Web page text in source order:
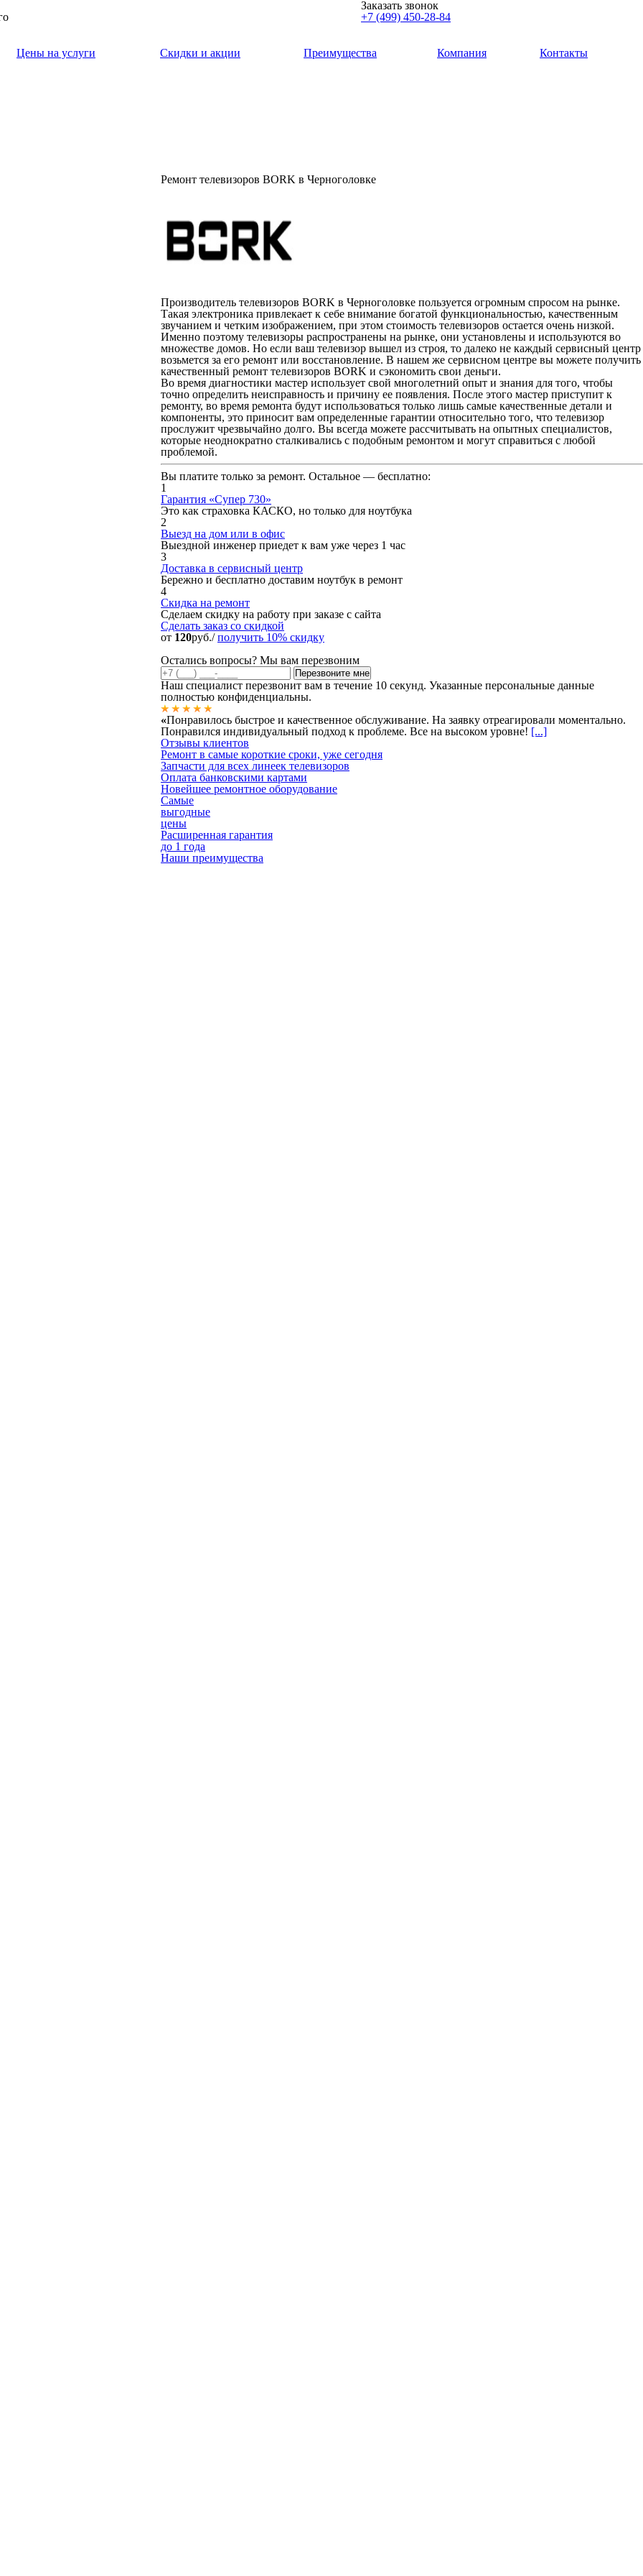
Заказать звонок
+7 (499) 450-28-84
Цены на услуги Скидки и акции Преимущества Компания Контакты
Ремонт телевизоров BORK в Черноголовке
Производитель телевизоров BORK в Черноголовке пользуется огромным спросом на рынке.
Такая электроника привлекает к себе внимание богатой функциональностью, качественным
звучанием и четким изображением, при этом стоимость телевизоров остается очень низкой.
Именно поэтому телевизоры распространены на рынке, они установлены и используются во
множестве домов. Но если ваш телевизор вышел из строя, то далеко не каждый сервисный центр
возьмется за его ремонт или восстановление. В нашем же сервисном центре вы можете получить
качественный ремонт телевизоров BORK и сэкономить свои деньги.
Во время диагностики мастер использует свой многолетний опыт и знания для того, чтобы
точно определить неисправность и причину ее появления. После этого мастер приступит к
ремонту, во время ремонта будут использоваться только лишь самые качественные детали и
компоненты, это приносит вам определенные гарантии относительно того, что телевизор
прослужит чрезвычайно долго. Вы всегда можете рассчитывать на опытных специалистов,
которые неоднократно сталкивались с подобным ремонтом и могут справиться с любой
проблемой.
Вы платите только за ремонт. Остальное — бесплатно:
1
Гарантия «Супер 730»
Это как страховка КАСКО, но только для ноутбука
2
Выезд на дом или в офис
Выездной инженер приедет к вам уже через 1 час
3
Доставка в сервисный центр
Бережно и бесплатно доставим ноутбук в ремонт
4
Скидка на ремонт
Сделаем скидку на работу при заказе с сайта
Сделать заказ со скидкой
от 120руб./получить 10% скидку
Остались вопросы? Мы вам перезвоним
Наш специалист перезвонит вам в течение 10 секунд. Указанные персональные данные
полностью конфиденциальны.
«Понравилось быстрое и качественное обслуживание. На заявку отреагировали моментально.
Понравился индивидуальный подход к проблеме. Все на высоком уровне! [...]
Отзывы клиентов
Ремонт в самые короткие сроки, уже сегодня
Запчасти для всех линеек телевизоров
Оплата банковскими картами
Новейшее ремонтное оборудование
Самые
выгодные
цены
Расширенная гарантия
до 1 года
Наши преимущества